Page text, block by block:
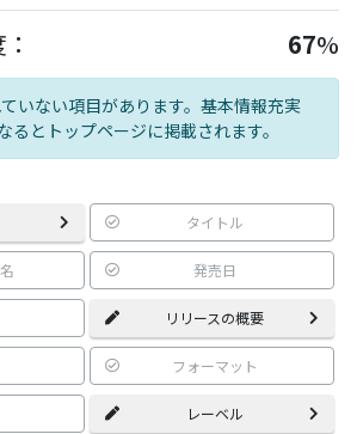
67%
いない項目があります。基本情報充実
るとトップページに掲載されます。
タイトル
発売日
リリースの概要
フォーマット
レーベル